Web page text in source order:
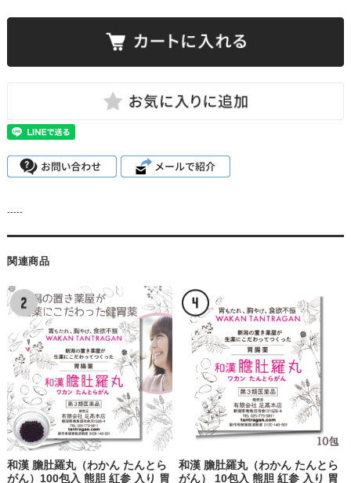
-----
関連商品
和漢 膽肚羅丸（わかん たんとら
がん）100包入 熊胆 紅参 入り 胃
和漢 膽肚羅丸（わかん たんとら
がん） 10包入 熊胆 紅参 入り 胃